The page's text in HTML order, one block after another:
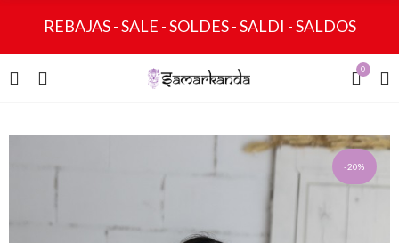
REBAJAS - SALE - SOLDES - SALDI - SALDOS
0
-20%